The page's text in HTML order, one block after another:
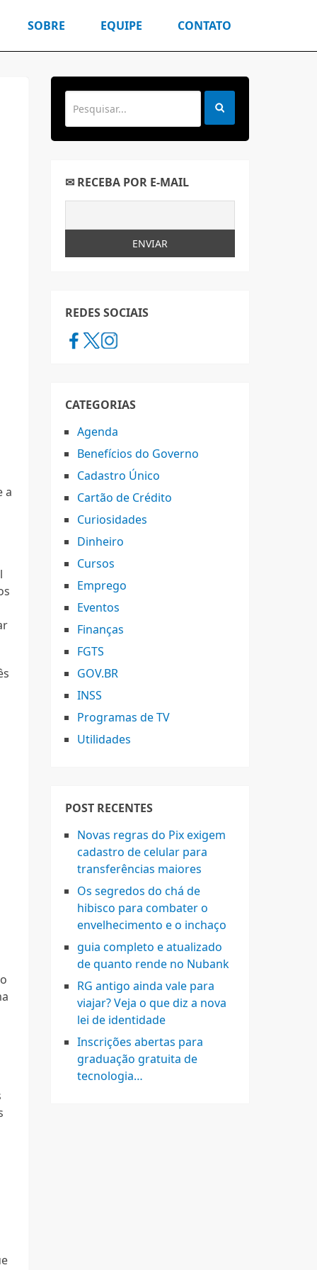
SOBRE EQUIPE CONTATO
a
✉ RECEBA POR E-MAIL
REDES SOCIAIS
CATEGORIAS
Agenda
Benefícios do Governo
Cadastro Único
Cartão de Crédito
Curiosidades
Dinheiro
Cursos
Emprego
Eventos
Finanças
FGTS
GOV.BR
INSS
Programas de TV
Utilidades
POST RECENTES
Novas regras do Pix exigem
cadastro de celular para
transferências maiores
Os segredos do chá de
hibisco para combater o
envelhecimento e o inchaço
guia completo e atualizado
de quanto rende no Nubank
RG antigo ainda vale para
viajar? Veja o que diz a nova
lei de identidade
Inscrições abertas para
graduação gratuita de
tecnologia…